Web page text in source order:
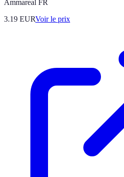
Ammareal FR
3.19 EURVoir le prix